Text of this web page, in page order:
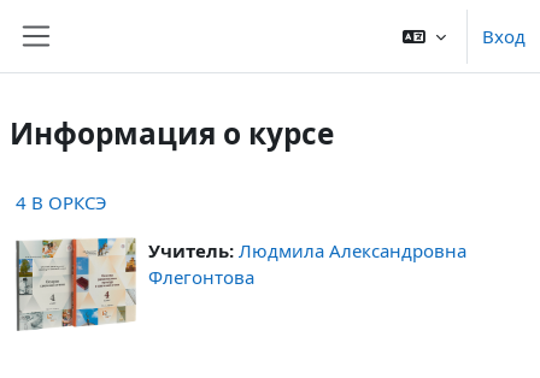
Вход
Информация о курсе
4 В ОРКСЭ
Учитель: Людмила Александровна
Флегонтова